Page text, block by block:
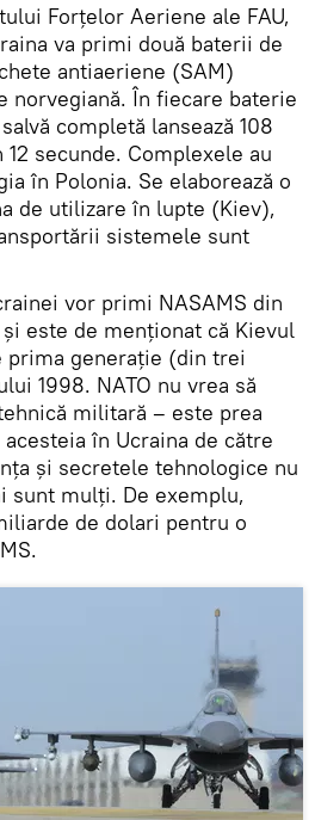
Forțelor Aeriene ale FAU,
va primi două baterii de
antiaeriene (SAM)
norvegiană. În fiecare baterie
completă lansează 108
secunde. Complexele au
în Polonia. Se elaborează o
de utilizare în lupte (Kiev),
sistemele sunt
vor primi NASAMS din
este de menționat că Kievul
generație (din trei
1998. NATO nu vrea să
militară – este prea
în Ucraina de către
și secretele tehnologice nu
sunt mulți. De exemplu,
de dolari pentru o